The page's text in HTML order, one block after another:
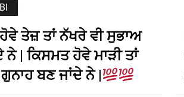
ਤੇਜ਼ ਤਾਂ ਨੱਖਰੇ ਵੀ ਸੁਭਾਅ
ਨੇ | ਕਿਸਮਤ ਹੋਵੇ ਮਾੜੀ ਤਾਂ
ਗੁਨਾਹ ਬਣ ਜਾਂਦੇ ਨੇ |